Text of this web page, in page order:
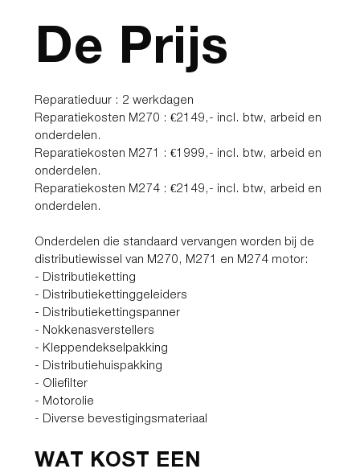
De Prijs
Reparatieduur : 2 werkdagen
Reparatiekosten M270 : €2149,- incl. btw, arbeid en
onderdelen.
Reparatiekosten M271 : €1999,- incl. btw, arbeid en
onderdelen.
Reparatiekosten M274 : €2149,- incl. btw, arbeid en
onderdelen.
Onderdelen die standaard vervangen worden bij de
distributiewissel van M270, M271 en M274 motor:
- Distributieketting
- Distributiekettinggeleiders
- Distributiekettingspanner
- Nokkenasverstellers
- Kleppendekselpakking
- Distributiehuispakking
- Oliefilter
- Motorolie
- Diverse bevestigingsmateriaal
WAT KOST EEN